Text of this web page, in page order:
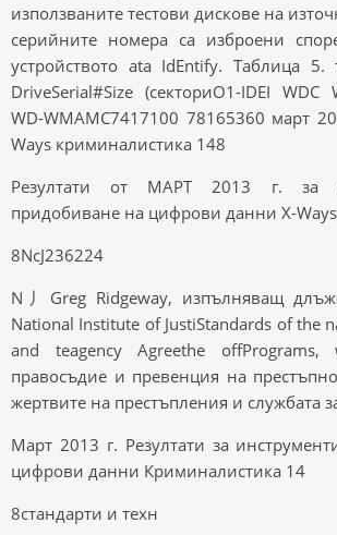
използваните тестови дискове на
серийните номера са изброени
устройството ata IdEntify. Таблица 5.
DriveSerial#Size (секториO1-IDEI WDC
WD-WMAMC7417100 78165360 март
Ways криминалистика 148
Резултати от МАРТ 2013 г. за
придобиване на цифрови данни X-
8NcJ236224
N丿Greg Ridgeway, изпълняващ
National Institute of JustiStandards of the
and teagency Agreethe offPrograms,
правосъдие и превенция на
жертвите на престъпления и службата
Март 2013 г. Резултати за
цифрови данни Криминалистика 14
8стандарти и техн